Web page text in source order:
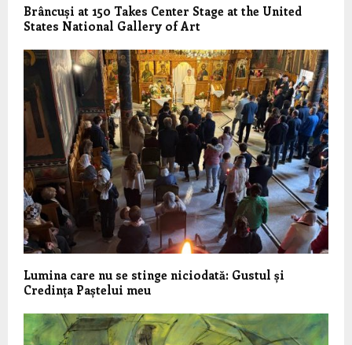
Brâncuși at 150 Takes Center Stage at the United
States National Gallery of Art
Lumina care nu se stinge niciodată: Gustul și
Credința Paștelui meu